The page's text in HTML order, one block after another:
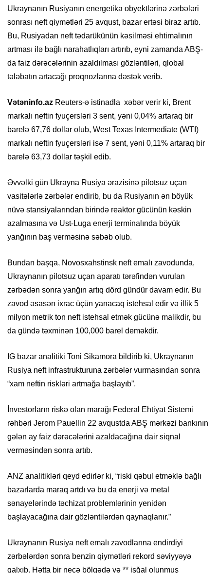
Ukraynanın Rusiyanın energetika obyektlərinə zərbələri
sonrası neft qiymətləri 25 avqust, bazar ertəsi biraz artıb.
Bu, Rusiyadan neft tədarükünün kəsilməsi ehtimalının
artması ilə bağlı narahatlıqları artırıb, eyni zamanda ABŞ-
da faiz dərəcələrinin azaldılması gözləntiləri, qlobal
tələbatın artacağı proqnozlarına dəstək verib.
Vətəninfo.az Reuters-ə istinadla xəbər verir ki, Brent
markalı neftin fyuçersləri 3 sent, yəni 0,04% artaraq bir
barelə 67,76 dollar olub, West Texas Intermediate (WTI)
markalı neftin fyuçersləri isə 7 sent, yəni 0,11% artaraq bir
barelə 63,73 dollar təşkil edib.
Əvvəlki gün Ukrayna Rusiya ərazisinə pilotsuz uçan
vasitələrlə zərbələr endirib, bu da Rusiyanın ən böyük
nüvə stansiyalarından birində reaktor gücünün kəskin
azalmasına və Ust-Luga enerji terminalında böyük
yanğının baş verməsinə səbəb olub.
Bundan başqa, Novosxahstinsk neft emalı zavodunda,
Ukraynanın pilotsuz uçan aparatı tərəfindən vurulan
zərbədən sonra yanğın artıq dörd gündür davam edir. Bu
zavod əsasən ixrac üçün yanacaq istehsal edir və illik 5
milyon metrik ton neft istehsal etmək gücünə malikdir, bu
da gündə təxminən 100,000 barel deməkdir.
IG bazar analitiki Toni Sikamora bildirib ki, Ukraynanın
Rusiya neft infrastrukturuna zərbələr vurmasından sonra
“xam neftin riskləri artmağa başlayıb”.
İnvestorların riskə olan marağı Federal Ehtiyat Sistemi
rəhbəri Jerom Pauellin 22 avqustda ABŞ mərkəzi bankının
gələn ay faiz dərəcələrini azaldacağına dair siqnal
verməsindən sonra artıb.
ANZ analitikləri qeyd edirlər ki, “riski qəbul etməklə bağlı
bazarlarda maraq artdı və bu da enerji və metal
sənayelərində təchizat problemlərinin yenidən
başlayacağına dair gözləntilərdən qaynaqlanır.”
Ukraynanın Rusiya neft emalı zavodlarına endirdiyi
zərbələrdən sonra benzin qiymətləri rekord səviyyəyə
qalxıb. Hətta bir neçə bölgədə və ** işğal olunmuş